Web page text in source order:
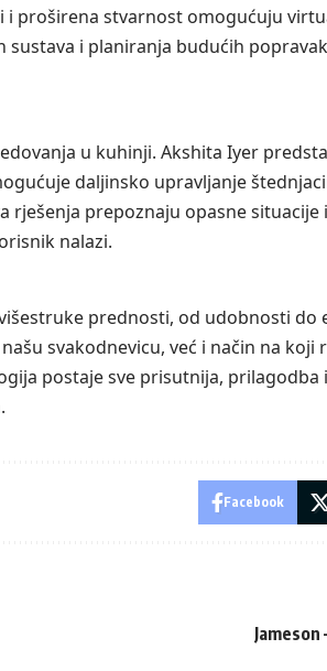
i proširena stvarnost omogućuju
i planiranja budućih
u kuhinji. Akshita Iyer
daljinsko upravljanje
rješenja prepoznaju opasne situacije
nalazi.
prednosti, od udobnosti do
svakodnevicu, već i način na koji
postaje sve prisutnija, prilagodba
Facebook
Jameson